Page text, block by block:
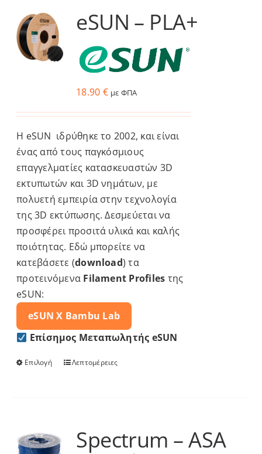
παραλλαγές.
επιλογές
μπορούν
στη
σελίδα
του
προϊόντος
eSUN – PLA+
18.90 € με ΦΠΑ
Η eSUN ιδρύθηκε το 2002, και είναι
ένας από τους παγκόσμιους
επαγγελματίες κατασκευαστών 3D
εκτυπωτών και 3D νημάτων, με
πολυετή εμπειρία στην τεχνολογία
της 3D εκτύπωσης. Δεσμεύεται να
προσφέρει προσιτά υλικά και καλής
ποιότητας. Εδώ μπορείτε να
κατεβάσετε (download) τα
προτεινόμενα Filament Profiles της
eSUN:
eSUN X Bambu Lab
Επίσημος Μεταπωλητής eSUN
Επιλογή
Αυτό
παραλλαγές.
Λεπτομέρειες
Spectrum – ASA